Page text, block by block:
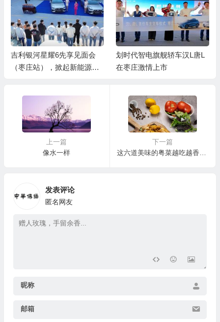
吉利银河星耀6先享见面会
（枣庄站），掀起新能源家
划时代智电旗舰轿车汉L唐L
在枣庄激情上市
上一篇
像水一样
下一篇
发表评论
匿名网友
昵称
邮箱